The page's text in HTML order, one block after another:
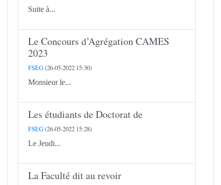
Suite à...
Le Concours d’Agrégation CAMES
2023
FSEG(26-05-2022 15:30)
Monsieur le...
Les étudiants de Doctorat de
FSEG(26-05-2022 15:28)
Le Jeudi...
La Faculté dit au revoir